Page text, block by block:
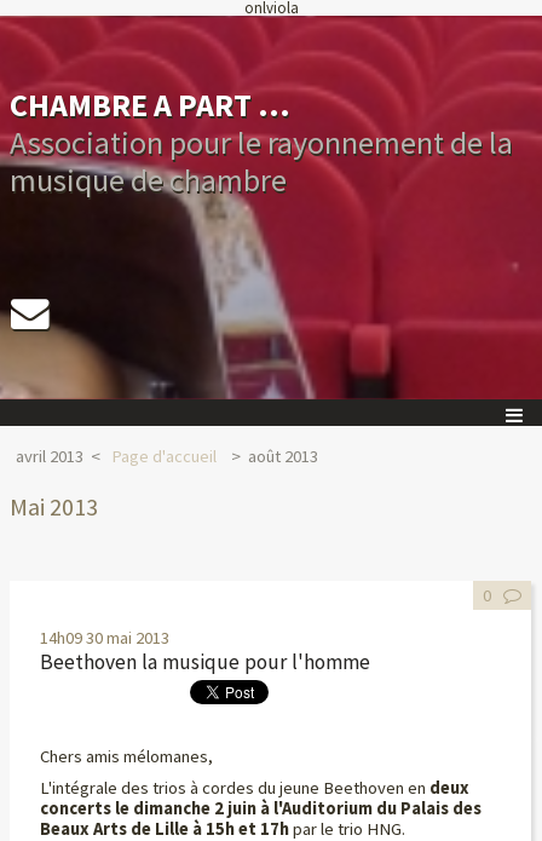
onlviola
CHAMBRE A PART ...
Association pour le rayonnement de la
musique de chambre
avril 2013 Page d'accueil août 2013
Mai 2013
14h0930mai 2013
Beethoven la musique pour l'homme
Chers amis mélomanes,
L'intégrale des trios à cordes du jeune Beethoven en deux
concerts le dimanche 2 juin à l'Auditorium du Palais des
Beaux Arts de Lille à 15h et 17hpar le trio HNG.
0